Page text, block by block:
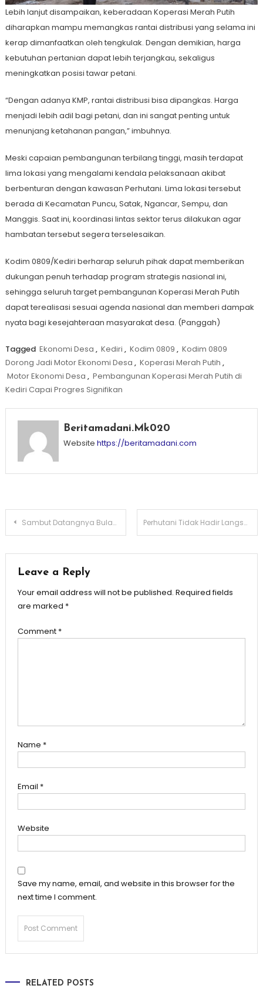
Lebih lanjut disampaikan, keberadaan Koperasi Merah Putih
diharapkan mampu memangkas rantai distribusi yang selama ini
kerap dimanfaatkan oleh tengkulak. Dengan demikian, harga
kebutuhan pertanian dapat lebih terjangkau, sekaligus
meningkatkan posisi tawar petani.
“Dengan adanya KMP, rantai distribusi bisa dipangkas. Harga
menjadi lebih adil bagi petani, dan ini sangat penting untuk
menunjang ketahanan pangan,” imbuhnya.
Meski capaian pembangunan terbilang tinggi, masih terdapat
lima lokasi yang mengalami kendala pelaksanaan akibat
berbenturan dengan kawasan Perhutani. Lima lokasi tersebut
berada di Kecamatan Puncu, Satak, Ngancar, Sempu, dan
Manggis. Saat ini, koordinasi lintas sektor terus dilakukan agar
hambatan tersebut segera terselesaikan.
Kodim 0809/Kediri berharap seluruh pihak dapat memberikan
dukungan penuh terhadap program strategis nasional ini,
sehingga seluruh target pembangunan Koperasi Merah Putih
dapat terealisasi sesuai agenda nasional dan memberi dampak
nyata bagi kesejahteraan masyarakat desa. (Panggah)
Tagged Ekonomi Desa , Kediri , Kodim 0809 , Kodim 0809
Dorong Jadi Motor Ekonomi Desa , Koperasi Merah Putih ,
Motor Ekonomi Desa , Pembangunan Koperasi Merah Putih di
Kediri Capai Progres Signifikan
Beritamadani.mk020
Website https://beritamadani.com
Post
Sambut Datangnya Bulan Suci Ramadan, PUPR Kabupaten Kediri Berbagi Jumat Berkah Perhutani Tidak Hadir Langsung, Saresehan Penentuan Lokasi KDKMP Desa Satak Tetap Digelar
Leave a Reply
Your email address will not be published. Required fields
are marked *
Comment *
Name *
Email *
Website
Save my name, email, and website in this browser for the
next time I comment.
RELATED POSTS